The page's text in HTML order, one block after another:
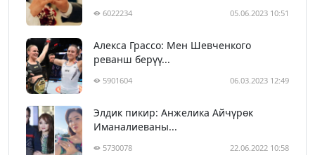
6022234 05.06.2023 10:51
Алекса Грассо: Мен Шевченкого
реванш берүү...
5901604 06.03.2023 12:49
Элдик пикир: Анжелика Айчүрөк
Иманалиеваны...
5730078 22.06.2022 10:58